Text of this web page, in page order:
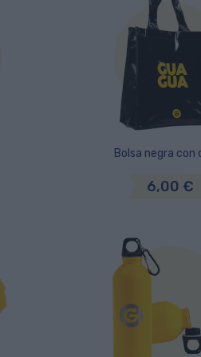
Bolsa negra con
6,00 €